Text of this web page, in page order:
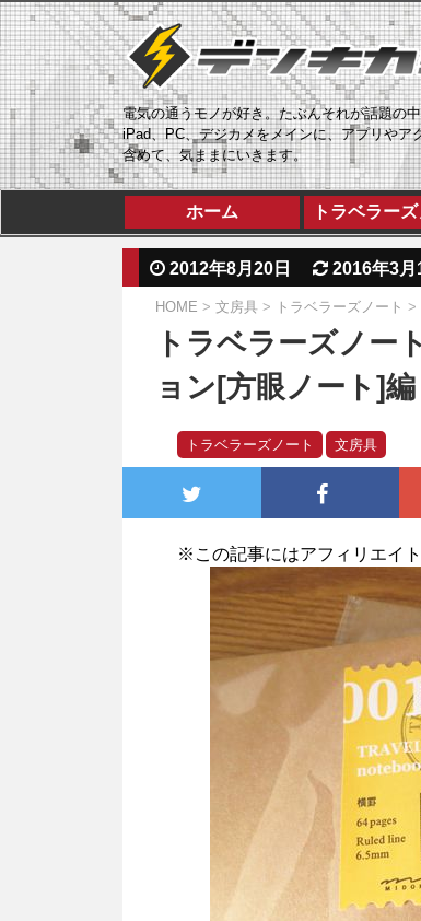
電気の通うモノが好き。たぶんそれが話題の
iPad、PC、デジカメをメインに、アプリやア
含めて、気ままにいきます。
ホーム トラベラー
2012年8月20日 2016年3月
HOME > 文房具 > トラベラーズノート >
トラベラーズノ
ョン[方眼ノート]編
トラベラーズノート 文房具
※この記事にはアフィリエイ